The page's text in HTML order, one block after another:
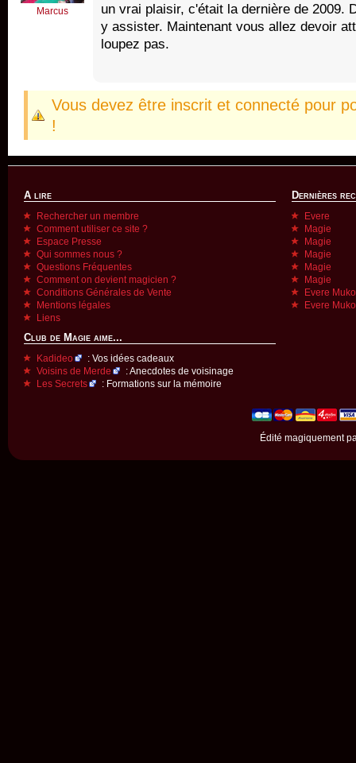
Marcus
un vrai plaisir, c'était la dernière de 2009.
y assister. Maintenant vous allez devoir
loupez pas.
Vous devez être inscrit et connecté pour
!
A lire
Rechercher un membre
Comment utiliser ce site ?
Espace Presse
Qui sommes nous ?
Questions Fréquentes
Comment on devient magicien ?
Conditions Générales de Vente
Mentions légales
Liens
Club de Magie aime...
Kadideo
: Vos idées cadeaux
Voisins de Merde
: Anecdotes de voisinage
Les Secrets
: Formations sur la mémoire
Dernières
Evere
Magie
Magie
Magie
Magie
Magie
Evere
Evere
Édité magiquement